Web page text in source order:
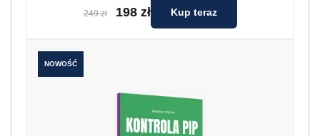
249 zł 198 zł Kup teraz
NOWOŚĆ